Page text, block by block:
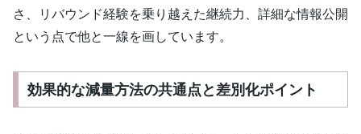
さ、リバウンド経験を乗り越えた継続力、詳細な情報公開
という点で他と一線を画しています。
効果的な減量方法の共通点と差別化ポイント